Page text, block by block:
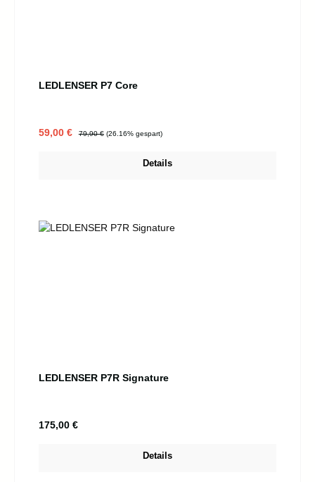
LEDLENSER P7 Core
Verkaufspreis:
59,00 € Regulärer Preis:
79,90 € (26.16% gespart)
Details
LEDLENSER P7R Signature
Regulärer Preis:
175,00 €
Details